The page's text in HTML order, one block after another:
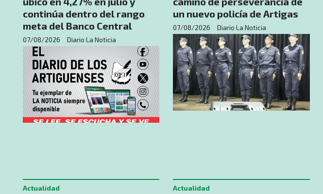
continúa dentro del rango
meta del Banco Central
Diario La Noticia
07/08/2026
un nuevo policía de Artigas
Diario La Noticia
07/08/2026
Actualidad Actualidad